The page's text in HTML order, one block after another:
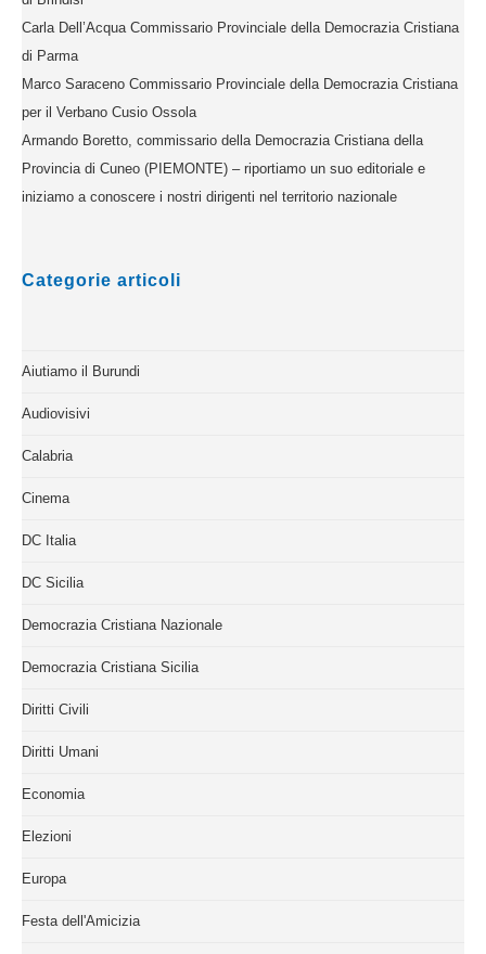
Carla Dell’Acqua Commissario Provinciale della Democrazia Cristiana
di Parma
Marco Saraceno Commissario Provinciale della Democrazia Cristiana
per il Verbano Cusio Ossola
Armando Boretto, commissario della Democrazia Cristiana della
Provincia di Cuneo (PIEMONTE) – riportiamo un suo editoriale e
iniziamo a conoscere i nostri dirigenti nel territorio nazionale
Categorie articoli
Aiutiamo il Burundi
Audiovisivi
Calabria
Cinema
DC Italia
DC Sicilia
Democrazia Cristiana Nazionale
Democrazia Cristiana Sicilia
Diritti Civili
Diritti Umani
Economia
Elezioni
Europa
Festa dell'Amicizia